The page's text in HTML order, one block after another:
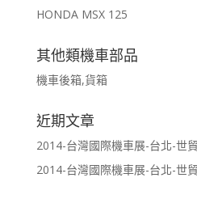
HONDA MSX 125
其他類機車部品
機車後箱,貨箱
近期文章
2014-台灣國際機車展-台北-世
2014-台灣國際機車展-台北-世